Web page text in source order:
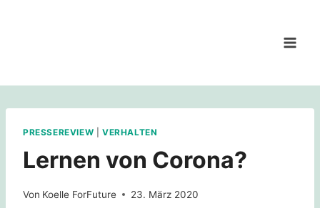
PRESSEREVIEW VERHALTEN
Lernen von Corona?
Von Koelle ForFuture 23. März 2020